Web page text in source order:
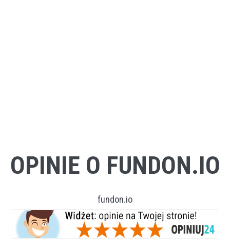
OPINIE O FUNDON.IO
fundon.io